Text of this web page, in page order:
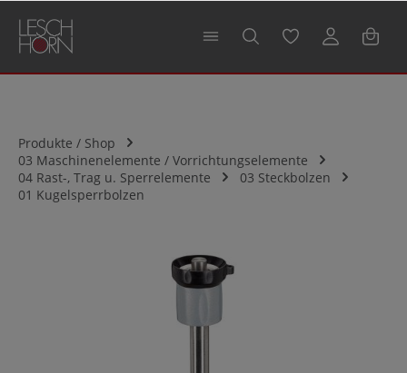
springen
Produkte / Shop
03 Maschinenelemente / Vorrichtungselemente
04 Rast-, Trag u. Sperrelemente
03 Steckbolzen
01 Kugelsperrbolzen
Bildergalerie überspringen